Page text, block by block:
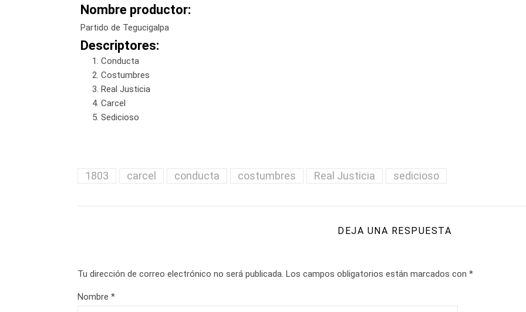
Nombre productor:
Partido de Tegucigalpa
Descriptores:
Conducta
Costumbres
Real Justicia
Carcel
Sedicioso
1803 carcel conducta costumbres Real Justicia sedicioso
DEJA UNA RESPUESTA
Tu dirección de correo electrónico no será publicada. Los campos obligatorios están marcados con *
Nombre *